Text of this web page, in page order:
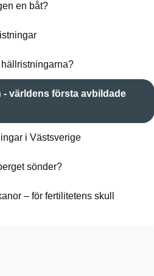
en båt?
- världens första avbildade
i Västsverige
sönder?
– för fertilitetens skull